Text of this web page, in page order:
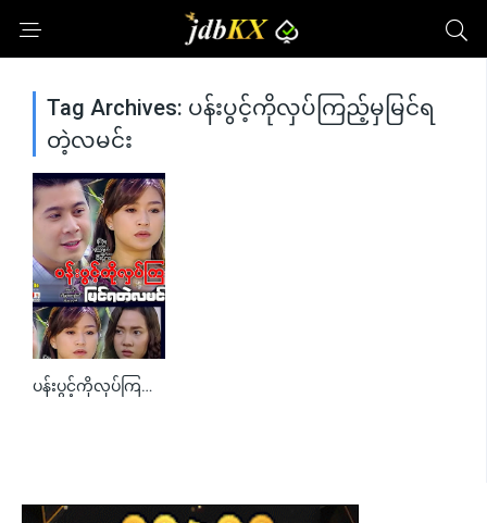
Tag Archives: ပန်းပွင့်ကိုလှပ်ကြည့်မှမြင်ရ
တဲ့လမင်း
0
ပန်းပွင့်ကိုလှပ်ကြည့်မှမြင်ရတဲ့လမင်း